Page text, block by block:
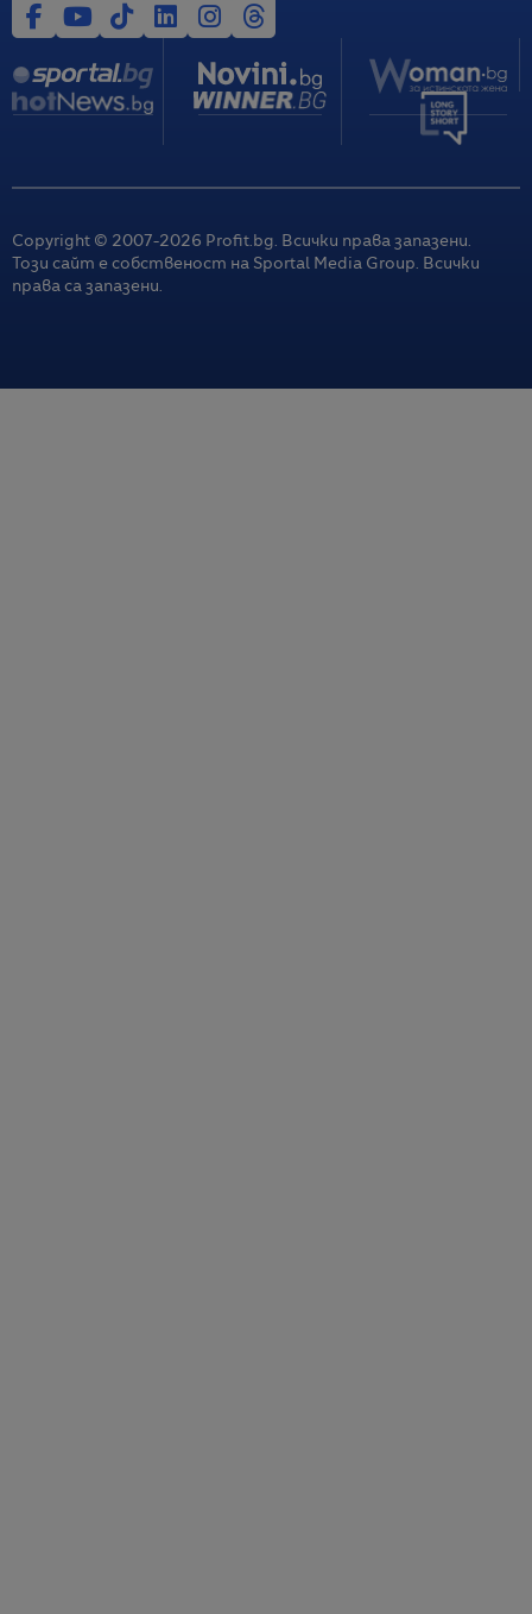
Copyright © 2007-2026 Profit.bg. Всички права запазени.
Този сайт е собственост на Sportal Media Group. Всички
права са запазени.